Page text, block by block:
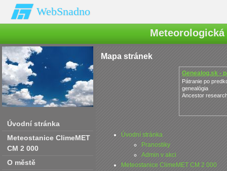
WebSnadno
Úvodní stránka
Meteostanice ClimeMET
CM 2 000
O městě
Mapa stránek
Genealog.sk -
Pátranie po
genealógia
Ancestor
Úvodní stránka
Pranostiky
Admin v akci
Meteostanice ClimeMET CM 2 000